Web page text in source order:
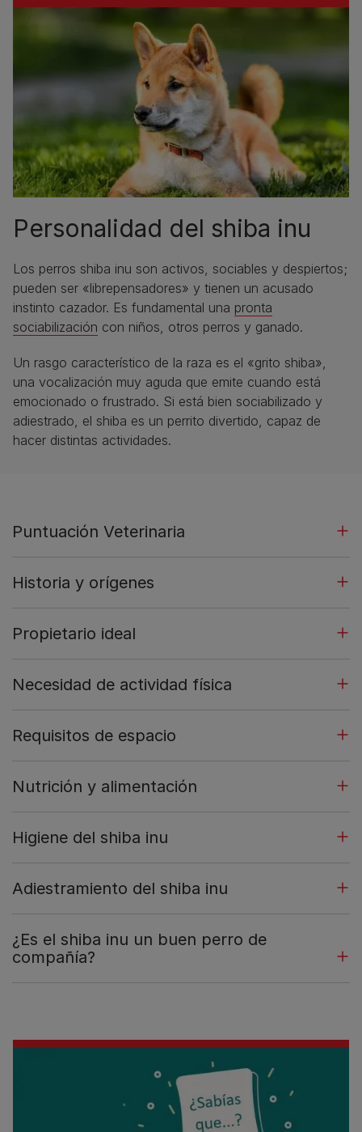
Personalidad del shiba inu
Los perros shiba inu son activos, sociables y despiertos;
pueden ser «librepensadores» y tienen un acusado
instinto cazador. Es fundamental una pronta
sociabilización con niños, otros perros y ganado.
Un rasgo característico de la raza es el «grito shiba»,
una vocalización muy aguda que emite cuando está
emocionado o frustrado. Si está bien sociabilizado y
adiestrado, el shiba es un perrito divertido, capaz de
hacer distintas actividades.
Puntuación Veterinaria
Historia y orígenes
Propietario ideal
Necesidad de actividad física
Requisitos de espacio
Nutrición y alimentación
Higiene del shiba inu
Adiestramiento del shiba inu
¿Es el shiba inu un buen perro de
compañía?